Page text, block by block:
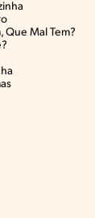
Que Mal Tem?​